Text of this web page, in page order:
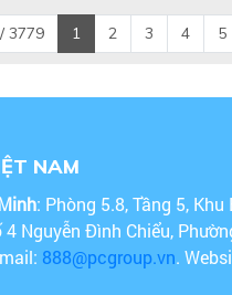
3779 1 2 3 4 5
NAM
: Phòng 5.8, Tầng 5,
4 Nguyễn Đình Chiểu,
888@pcgroup.vn.